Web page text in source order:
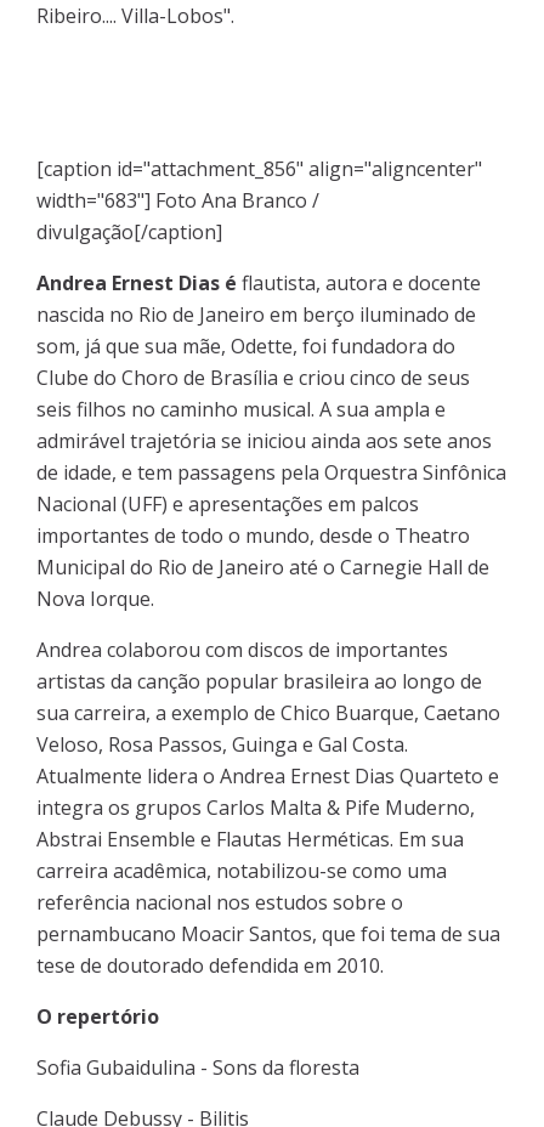
Ribeiro.... Villa-Lobos".
[caption id="attachment_856" align="aligncenter"
width="683"] Foto Ana Branco /
divulgação[/caption]
Andrea Ernest Dias é flautista, autora e docente
nascida no Rio de Janeiro em berço iluminado de
som, já que sua mãe, Odette, foi fundadora do
Clube do Choro de Brasília e criou cinco de seus
seis filhos no caminho musical. A sua ampla e
admirável trajetória se iniciou ainda aos sete anos
de idade, e tem passagens pela Orquestra Sinfônica
Nacional (UFF) e apresentações em palcos
importantes de todo o mundo, desde o Theatro
Municipal do Rio de Janeiro até o Carnegie Hall de
Nova Iorque.
Andrea colaborou com discos de importantes
artistas da canção popular brasileira ao longo de
sua carreira, a exemplo de Chico Buarque, Caetano
Veloso, Rosa Passos, Guinga e Gal Costa.
Atualmente lidera o Andrea Ernest Dias Quarteto e
integra os grupos Carlos Malta & Pife Muderno,
Abstrai Ensemble e Flautas Herméticas. Em sua
carreira acadêmica, notabilizou-se como uma
referência nacional nos estudos sobre o
pernambucano Moacir Santos, que foi tema de sua
tese de doutorado defendida em 2010.
O repertório
Sofia Gubaidulina - Sons da floresta
Claude Debussy - Bilitis